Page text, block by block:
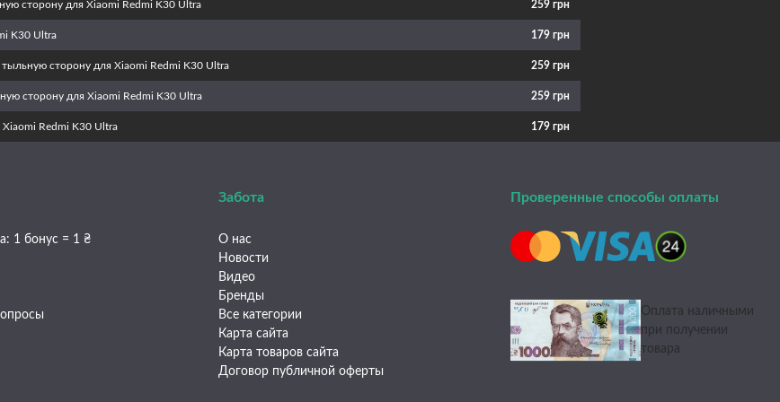
сторону для Xiaomi Redmi K30 Ultra 259 грн
K30 Ultra 179 грн
сторону для Xiaomi Redmi K30 Ultra 259 грн
сторону для Xiaomi Redmi K30 Ultra 259 грн
Xiaomi Redmi K30 Ultra 179 грн
1 бонус = 1 ₴
Забота
О нас
Новости
Видео
Бренды
Все категории
Карта сайта
Карта товаров сайта
Договор публичной оферты
Проверенные способы оплаты
Оплата наличными
при получении
товара